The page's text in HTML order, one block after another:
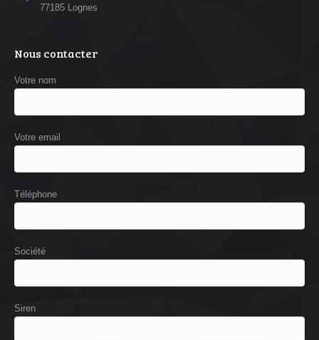
77185 Lognes
Nous contacter
Votre nom
Votre email
Téléphone
Société
Siren